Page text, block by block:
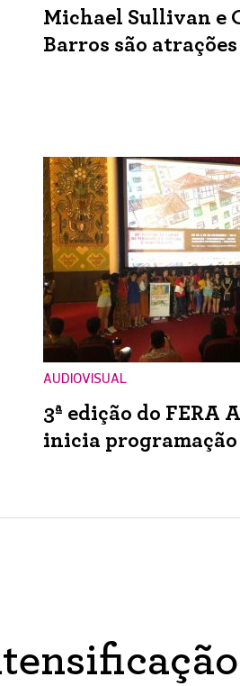
Michael Sullivan e
Barros são atrações
AUDIOVISUAL
3ª edição do FERA
inicia